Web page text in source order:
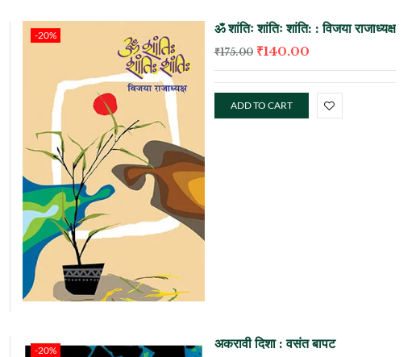
-20% ॐ शांतिः शांतिः शांति: : विजया राजाध्यक्ष
₹175.00 ₹140.00
ADD TO CART
-20% अकरावी दिशा : वसंत बापट